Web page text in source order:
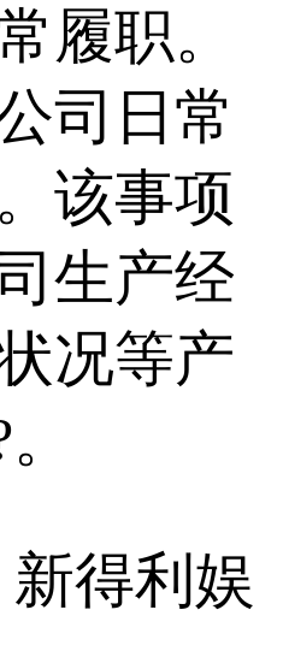
履职。
司日常
该事项
生产经
况等产
得利娱